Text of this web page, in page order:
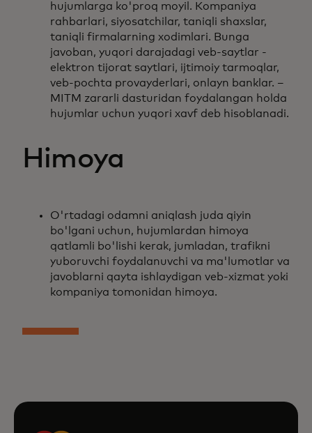
hujumlarga ko'proq moyil. Kompaniya
rahbarlari, siyosatchilar, taniqli shaxslar,
taniqli firmalarning xodimlari. Bunga
javoban, yuqori darajadagi veb-saytlar -
elektron tijorat saytlari, ijtimoiy tarmoqlar,
veb-pochta provayderlari, onlayn banklar. –
MITM zararli dasturidan foydalangan holda
hujumlar uchun yuqori xavf deb hisoblanadi.
Himoya
O'rtadagi odamni aniqlash juda qiyin
bo'lgani uchun, hujumlardan himoya
qatlamli bo'lishi kerak, jumladan, trafikni
yuboruvchi foydalanuvchi va ma'lumotlar va
javoblarni qayta ishlaydigan veb-xizmat yoki
kompaniya tomonidan himoya.